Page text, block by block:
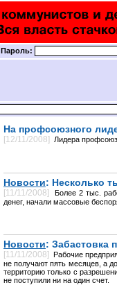
Пароль:
На профсоюзного
[12/11/2008]
Лидера
Новости: Несколько
[11/11/2008]
Более 2 тыс.
денег, начали массовые
Новости: Забастовка
[11/11/2008]
Рабочие
не получают пять месяцев, а
территорию только с
не поступили ни на один счет.